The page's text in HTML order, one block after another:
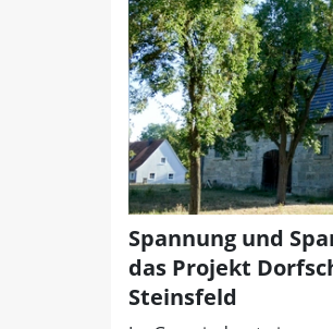
Spannung und
das Projekt
Steinsfeld